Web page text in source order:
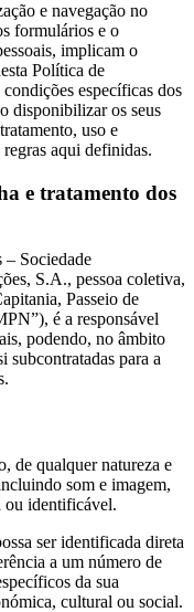
e navegação no
formulários e o
implicam o
Política de
específicas dos
disponibilizar os seus
uso e
aqui definidas.
e tratamento dos
– Sociedade
S.A., pessoa coletiva,
Passeio de
é a responsável
podendo, no âmbito
subcontratadas para a
de qualquer natureza e
som e imagem,
ou identificável.
ser identificada direta
a um número de
da sua
cultural ou social.